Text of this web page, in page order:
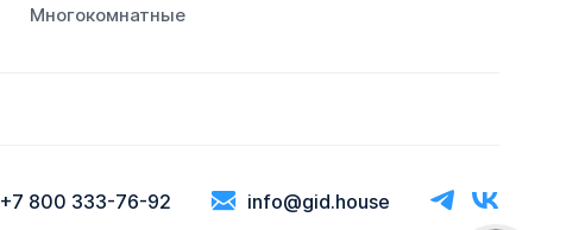
Многокомнатные
+7 800 333-76-92 info@gid.house